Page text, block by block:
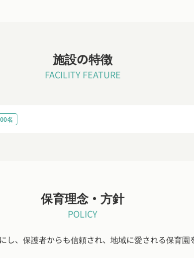
施設の特徴
FACILITY FEATURE
名
保育理念・方針
POLICY
し、保護者からも信頼され、地域に愛される保育園